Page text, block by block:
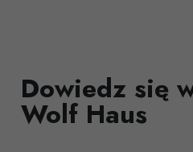
Dowiedz się
Wolf Haus